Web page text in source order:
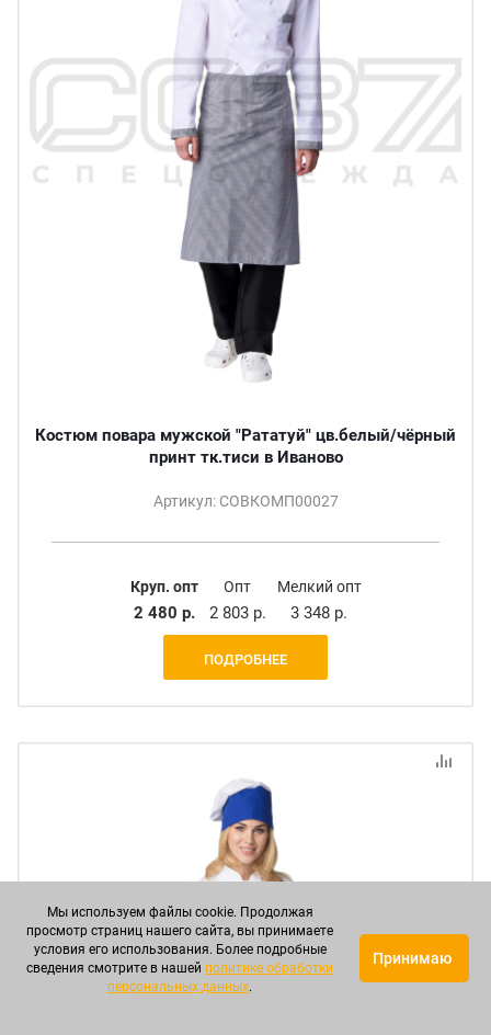
Костюм повара мужской "Рататуй" цв.белый/чёрный
принт тк.тиси в Иваново
Артикул: СОВКОМП00027
Круп. опт
2 480 р.
Опт
2 803 р.
Мелкий опт
3 348 р.
ПОДРОБНЕЕ
Мы используем файлы cookie. Продолжая
просмотр страниц нашего сайта, вы принимаете
условия его использования. Более подробные
сведения смотрите в нашей политике обработки
персональных данных.
Принимаю